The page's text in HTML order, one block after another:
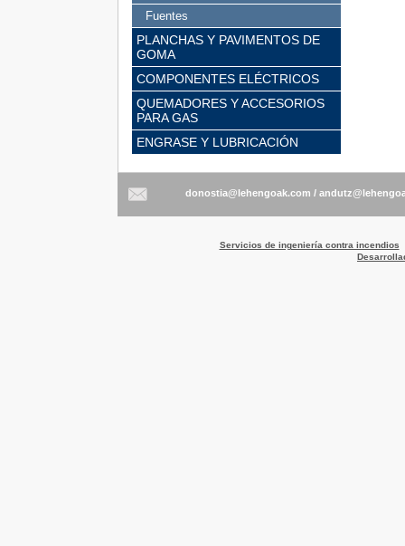
Fuentes
PLANCHAS Y PAVIMENTOS DE
GOMA
COMPONENTES ELÉCTRICOS
QUEMADORES Y ACCESORIOS
PARA GAS
ENGRASE Y LUBRICACIÓN
/
Servicios de ingeniería contra incendios